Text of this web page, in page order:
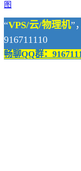
图
“VPS/云/物理机”
916711110
畅聊QQ群：